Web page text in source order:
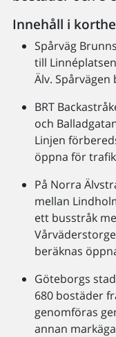
Innehåll i
Spårväg
till
Älv.
BRT
och
Linjen
öppna för
På Norra
mellan
ett busstråk
beräknas
Göteborgs
680 bostäder
genomföras
annan